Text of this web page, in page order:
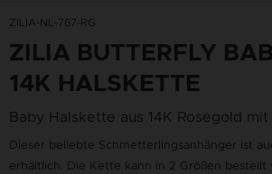
ZILIA-NL-767-RG
ZILIA BUTTERFLY
14K HALSKETTE
Baby Halskette aus 14K Rosegold
Dieser beliebte Schmetterlingsanhänger ist
erhältlich. Die Kette kann in 2 Größen bestellt